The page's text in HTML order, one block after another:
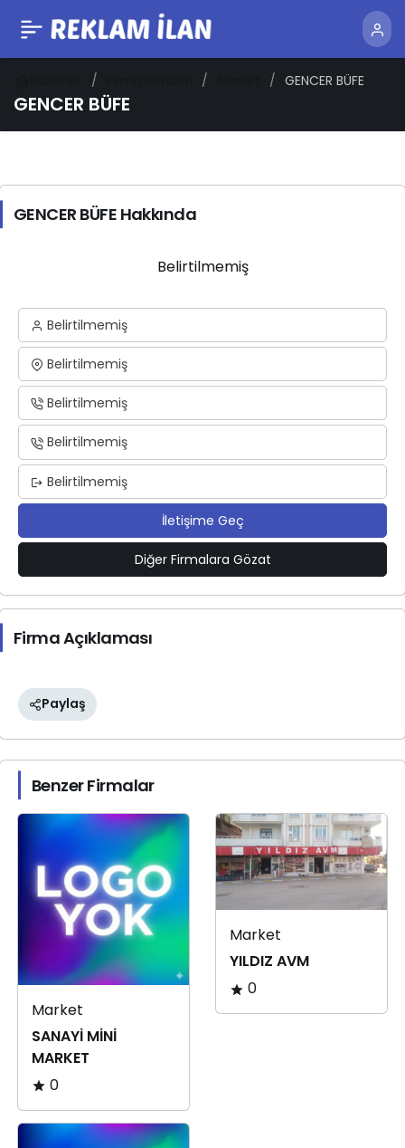
GENCER BÜFE
GENCER BÜFE
GENCER BÜFE Hakkında
Belirtilmemiş
Belirtilmemiş
Belirtilmemiş
Belirtilmemiş
Belirtilmemiş
Belirtilmemiş
İletişime Geç
Diğer Firmalara Gözat
Firma Açıklaması
Paylaş
Benzer Firmalar
Market
SANAYİ MİNİ
MARKET
0
Market
YILDIZ AVM
0